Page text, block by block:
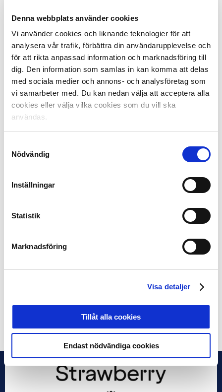
Denna webbplats använder cookies
Vi använder cookies och liknande teknologier för att
analysera vår trafik, förbättra din användarupplevelse och
för att rikta anpassad information och marknadsföring till
dig. Den information som samlas in kan komma att delas
med sociala medier och annons- och analysföretag som
vi samarbeter med. Du kan nedan välja att acceptera alla
cookies eller välja vilka cookies som du vill ska
användas.
Nödvändig
Inställningar
Statistik
Marknadsföring
Visa detaljer
Tillåt alla cookies
Endast nödvändiga cookies
Tipselit Trophy är en talangturnering för 17-åringar som
ingår i Gothia Cup, och är kanske den mest
prestigefyllda pokalen att vinna under veckan i
Göteborg. 24 lag deltar, alla speciellt inbjudna. 12 från
Sverige, 12 från utlandet. Lagen delas in i sex grupper
där gruppvinnaren plus de två bästa tvåorna totalt går
vidare till A-slutspel.
Fakta Tipselit:
huvudsponsor, med syfte att utveckla svensk elitfotboll.
talanger.
Dela på Facebook Dela på Twitter